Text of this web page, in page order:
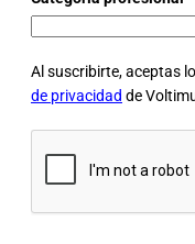
Al suscribirte, aceptas
de privacidad de